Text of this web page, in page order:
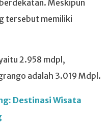
Meskipun
tersebut memiliki
2.958 mdpl,
adalah 3.019 Mdpl.
Destinasi Wisata